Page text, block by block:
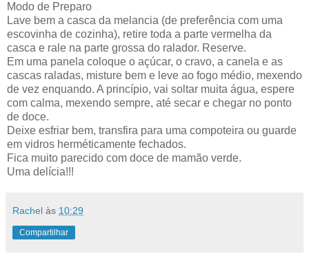
Modo de Preparo
Lave bem a casca da melancia (de preferência com uma
escovinha de cozinha), retire toda a parte vermelha da
casca e rale na parte grossa do ralador. Reserve.
Em uma panela coloque o açúcar, o cravo, a canela e as
cascas raladas, misture bem e leve ao fogo médio, mexendo
de vez enquando. A princípio, vai soltar muita água, espere
com calma, mexendo sempre, até secar e chegar no ponto
de doce.
Deixe esfriar bem, transfira para uma compoteira ou guarde
em vidros herméticamente fechados.
Fica muito parecido com doce de mamão verde.
Uma delícia!!!
Rachel às 10:29
Compartilhar